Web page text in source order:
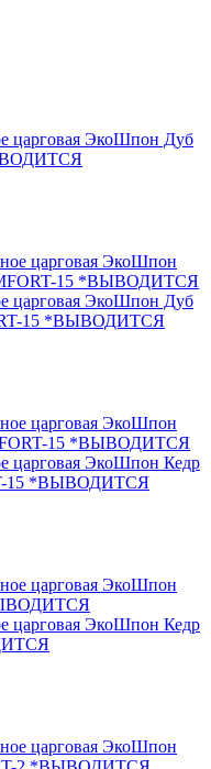
царговая ЭкоШпон Дуб
царговая ЭкоШпон Дуб
15 *ВЫВОДИТСЯ
царговая ЭкоШпон Кедр
15 *ВЫВОДИТСЯ
царговая ЭкоШпон Кедр